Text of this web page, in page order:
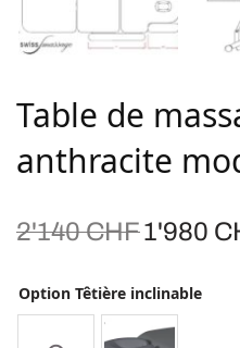
Table de
anthracite
2'140CHF Le prix
2'140 CHF.
1'980
Option Têtière inclinable